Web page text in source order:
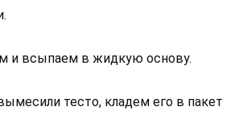
и всыпаем в жидкую основу.
тесто, кладем его в пакет